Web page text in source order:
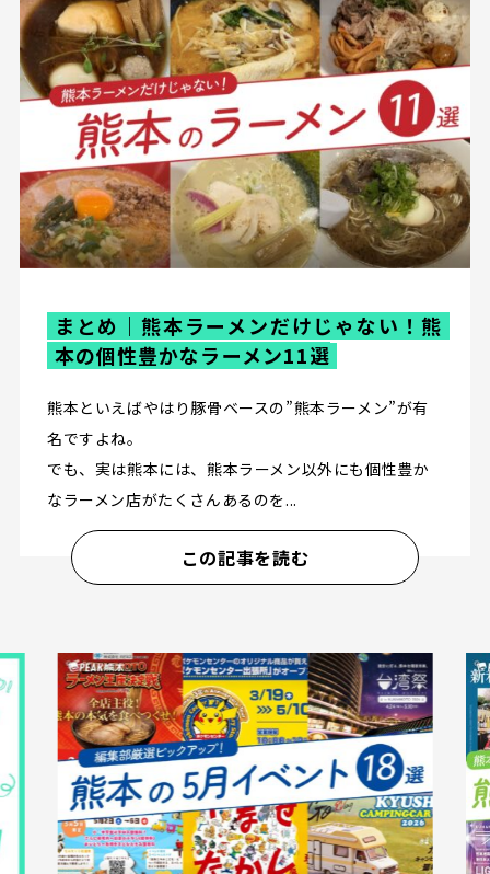
まとめ｜熊本ラーメンだけじゃない！熊
本の個性豊かなラーメン11選
熊本といえばやはり豚骨ベースの”熊本ラーメン”が有
名ですよね。
でも、実は熊本には、熊本ラーメン以外にも個性豊か
なラーメン店がたくさんあるのを...
この記事を読む